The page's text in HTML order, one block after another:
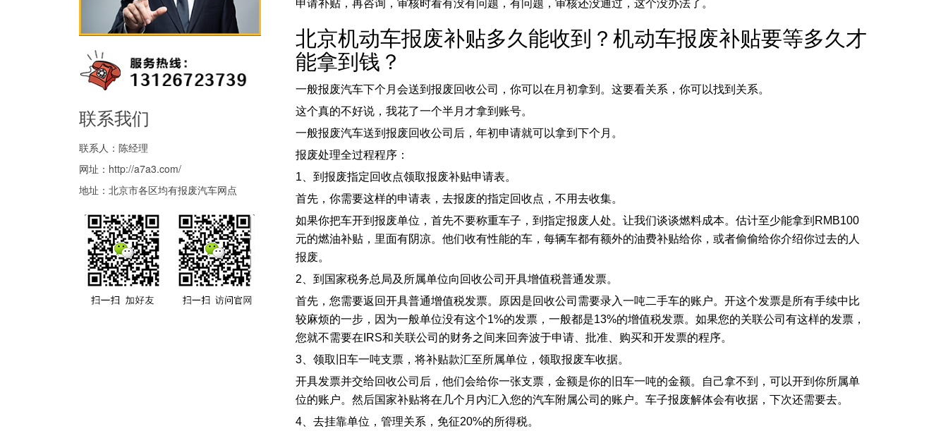
联系我们
联系人：陈经理
网址： http://a7a3.com/
地址：北京市各区均有报废汽车网点
申请补贴，再咨询，审核时看有没有问题，有问题，审核还没通过，这个没办法了。
​北京机动车报废补贴多久能收到？机动车报废补贴要等多久才
能拿到钱？
一般报废汽车下个月会送到报废回收公司，你可以在月初拿到。这要看关系，你可以找到关系。
这个真的不好说，我花了一个半月才拿到账号。
一般报废汽车送到报废回收公司后，年初申请就可以拿到下个月。
报废处理全过程程序：
1、到报废指定回收点领取报废补贴申请表。
首先，你需要这样的申请表，去报废的指定回收点，不用去收集。
如果你把车开到报废单位，首先不要称重车子，到指定报废人处。让我们谈谈燃料成本。估计至少能拿到RMB100
元的燃油补贴，里面有阴凉。他们收有性能的车，每辆车都有额外的油费补贴给你，或者偷偷给你介绍你过去的人
报废。
2、到国家税务总局及所属单位向回收公司开具增值税普通发票。
首先，您需要返回开具普通增值税发票。原因是回收公司需要录入一吨二手车的账户。开这个发票是所有手续中比
较麻烦的一步，因为一般单位没有这个1%的发票，一般都是13%的增值税发票。如果您的关联公司有这样的发票，
您就不需要在IRS和关联公司的财务之间来回奔波于申请、批准、购买和开发票的程序。
3、领取旧车一吨支票，将补贴款汇至所属单位，领取报废车收据。
开具发票并交给回收公司后，他们会给你一张支票，金额是你的旧车一吨的金额。自己拿不到，可以开到你所属单
位的账户。然后国家补贴将在几个月内汇入您的汽车附属公司的账户。车子报废解体会有收据，下次还需要去。
4、去挂靠单位，管理关系，免征20%的所得税。